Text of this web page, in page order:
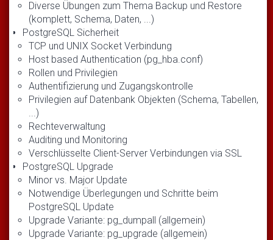
Diverse Übungen zum Thema Backup und Restore
(komplett, Schema, Daten, ...)
PostgreSQL Sicherheit
TCP und UNIX Socket Verbindung
Host based Authentication (pg_hba.conf)
Rollen und Privilegien
Authentifizierung und Zugangskontrolle
Privilegien auf Datenbank Objekten (Schema, Tabellen,
...)
Rechteverwaltung
Auditing und Monitoring
Verschlüsselte Client-Server Verbindungen via SSL
PostgreSQL Upgrade
Minor vs. Major Update
Notwendige Überlegungen und Schritte beim
PostgreSQL Update
Upgrade Variante: pg_dumpall (allgemein)
Upgrade Variante: pg_upgrade (allgemein)